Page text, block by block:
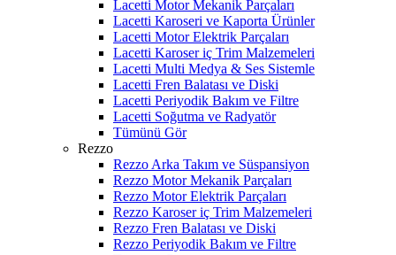
Lacetti Motor Mekanik Parçaları
Lacetti Karoseri ve Kaporta Ürünler
Lacetti Motor Elektrik Parçaları
Lacetti Karoser iç Trim Malzemeleri
Lacetti Multi Medya & Ses Sistemle
Lacetti Fren Balatası ve Diski
Lacetti Periyodik Bakım ve Filtre
Lacetti Soğutma ve Radyatör
Tümünü Gör
Rezzo
Rezzo Arka Takım ve Süspansiyon
Rezzo Motor Mekanik Parçaları
Rezzo Motor Elektrik Parçaları
Rezzo Karoser iç Trim Malzemeleri
Rezzo Fren Balatası ve Diski
Rezzo Periyodik Bakım ve Filtre